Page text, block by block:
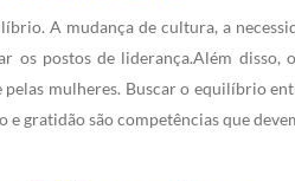
A mudança de cultura, a
os postos de liderança.Além
mulheres. Buscar o equilíbrio
e gratidão são competências que